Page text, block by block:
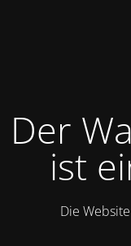
Der
ist
Die